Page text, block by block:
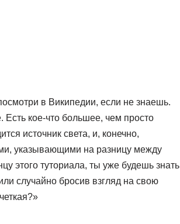
в Википедии, если не знаешь.
Есть кое-что большее, чем просто
источник света, и, конечно,
указывающими на разницу между
этого туториала, ты уже будешь знать
случайно бросив взгляд на свою